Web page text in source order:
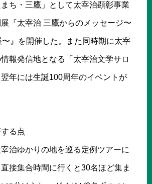
まち・三鷹」として太宰治顕彰事業
『太宰治 三鷹からのメッセージ〜
』を開催した。また同時期に太宰
報発信地となる「太宰治文学サロ
年には生誕100周年のイベントが
る点
治ゆかりの地を巡る定例ツアーに
接集合時間に行くと30名ほど集ま